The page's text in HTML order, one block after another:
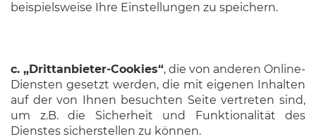
beispielsweise Ihre Einstellungen zu speichern.
c. „Drittanbieter-Cookies“, die von anderen Online-
Diensten gesetzt werden, die mit eigenen Inhalten
auf der von Ihnen besuchten Seite vertreten sind,
um z.B. die Sicherheit und Funktionalität des
Dienstes sicherstellen zu können.